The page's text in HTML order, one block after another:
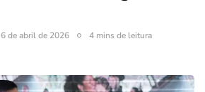
6 de abril de 2026 4 mins de leitura